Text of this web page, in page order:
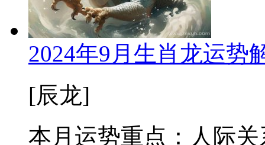
2024年9月生肖龙运势
[辰龙]
本月运势重点：人际